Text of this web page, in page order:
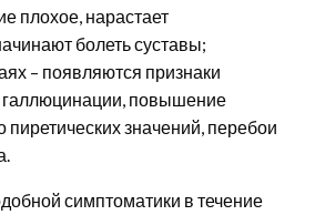
плохое, нарастает
болеть суставы;
– появляются признаки
галлюцинации, повышение
значений, перебои
симптоматики в течение